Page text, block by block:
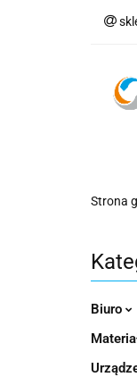
Strona
Biuro